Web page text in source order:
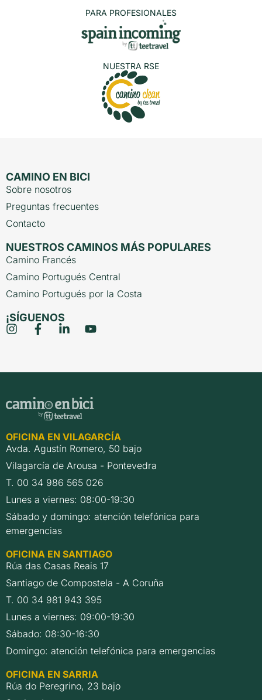
PARA PROFESIONALES
NUESTRA RSE
CAMINO EN BICI
Sobre nosotros
Preguntas frecuentes
Contacto
NUESTROS CAMINOS MÁS POPULARES
Camino Francés
Camino Portugués Central
Camino Portugués por la Costa
¡SÍGUENOS
OFICINA EN VILAGARCÍA
Avda. Agustín Romero, 50 bajo
Vilagarcía de Arousa - Pontevedra
T. 00 34 986 565 026
Lunes a viernes: 08:00-19:30
Sábado y domingo: atención telefónica para
emergencias
OFICINA EN SANTIAGO
Rúa das Casas Reais 17
Santiago de Compostela - A Coruña
T. 00 34 981 943 395
Lunes a viernes: 09:00-19:30
Sábado: 08:30-16:30
Domingo: atención telefónica para emergencias
OFICINA EN SARRIA
Rúa do Peregrino, 23 bajo